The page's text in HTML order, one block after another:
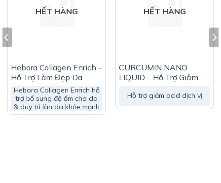
Tác dụng của sản phẩm tùy thuộc vào sự hấp thu của
từng người
Hệ Thống Nhà Thuốc Coastline Care là nơi Quý khách
cho cả gia đình mình.
Đến với chúng tôi, Quý khách hàng thoải mái trải
nghiệm cảm giác mua sắm hàng chính hãng với giá tốt
nhất đầy đủ các sản phẩm thuốc tây, thực phẩm bảo vệ
HẾT HÀNG
Hebora Collagen Enrich –
Hỗ Trợ Làm Đẹp Da
(Chai 500ml)
Hebora Collagen Enrich hỗ
trợ bổ sung độ ẩm cho da
& duy trì làn da khỏe mạnh
HẾT HÀNG
CURCUMIN NANO
LIQUID – Hỗ Trợ Giảm
Hỗ trợ giảm acid dịch vị